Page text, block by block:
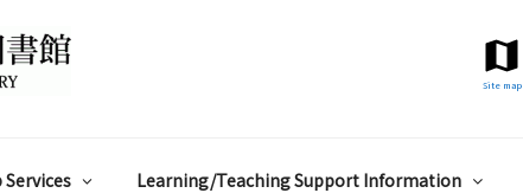
Site map
Learning/Teaching Support Information